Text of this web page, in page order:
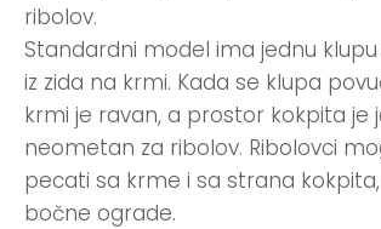
ribolov.
Standardni model ima jednu klupu
iz zida na krmi. Kada se klupa
krmi je ravan, a prostor kokpita je
neometan za ribolov. Ribolovci
pecati sa krme i sa strana
bočne ograde.